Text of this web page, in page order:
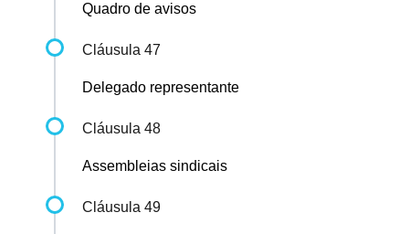
Quadro de avisos
Cláusula 47
Delegado representante
Cláusula 48
Assembleias sindicais
Cláusula 49